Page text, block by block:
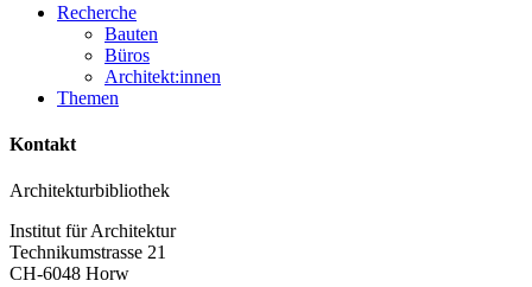
Recherche
Bauten
Büros
Architekt:innen
Themen
Kontakt
Architekturbibliothek
Institut für Architektur
Technikumstrasse 21
CH-6048 Horw